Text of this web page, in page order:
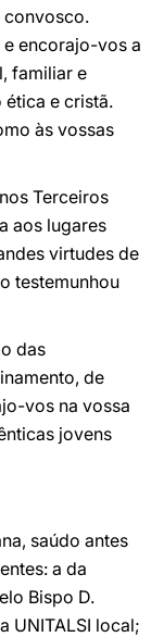
convosco.
encorajo-vos a
familiar e
e cristã.
às vossas
Terceiros
aos lugares
virtudes de
testemunhou
das
de
vos na vossa
jovens
saúdo antes
a da
Bispo D.
UNITALSI local;